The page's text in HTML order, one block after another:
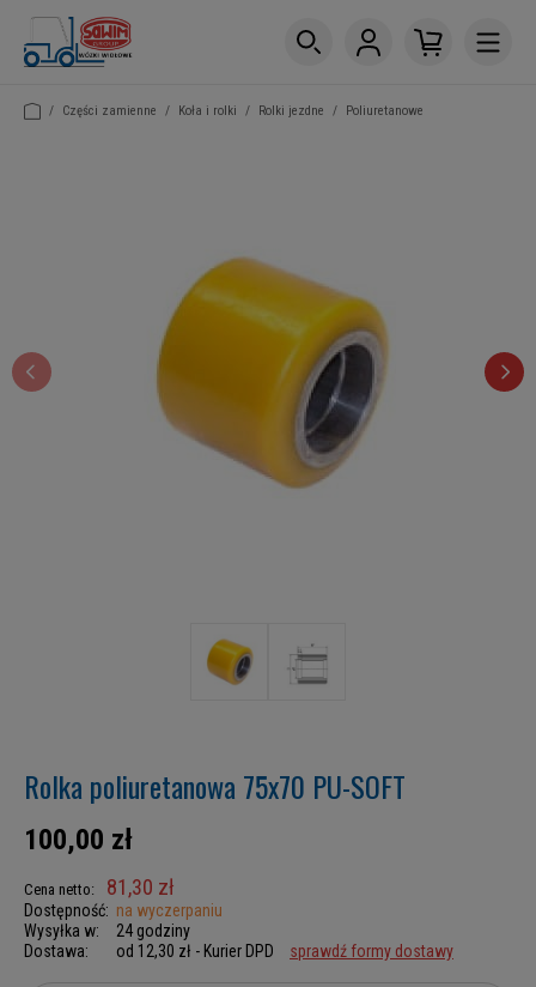
/ Części zamienne / Koła i rolki / Rolki jezdne / Poliuretanowe
Rolka poliuretanowa 75x70 PU-SOFT
100,00 zł
Cena netto: 81,30 zł
Dostępność: na wyczerpaniu
Wysyłka w:
24 godziny
Dostawa:
od 12,30 zł - Kurier DPD sprawdź formy dostawy